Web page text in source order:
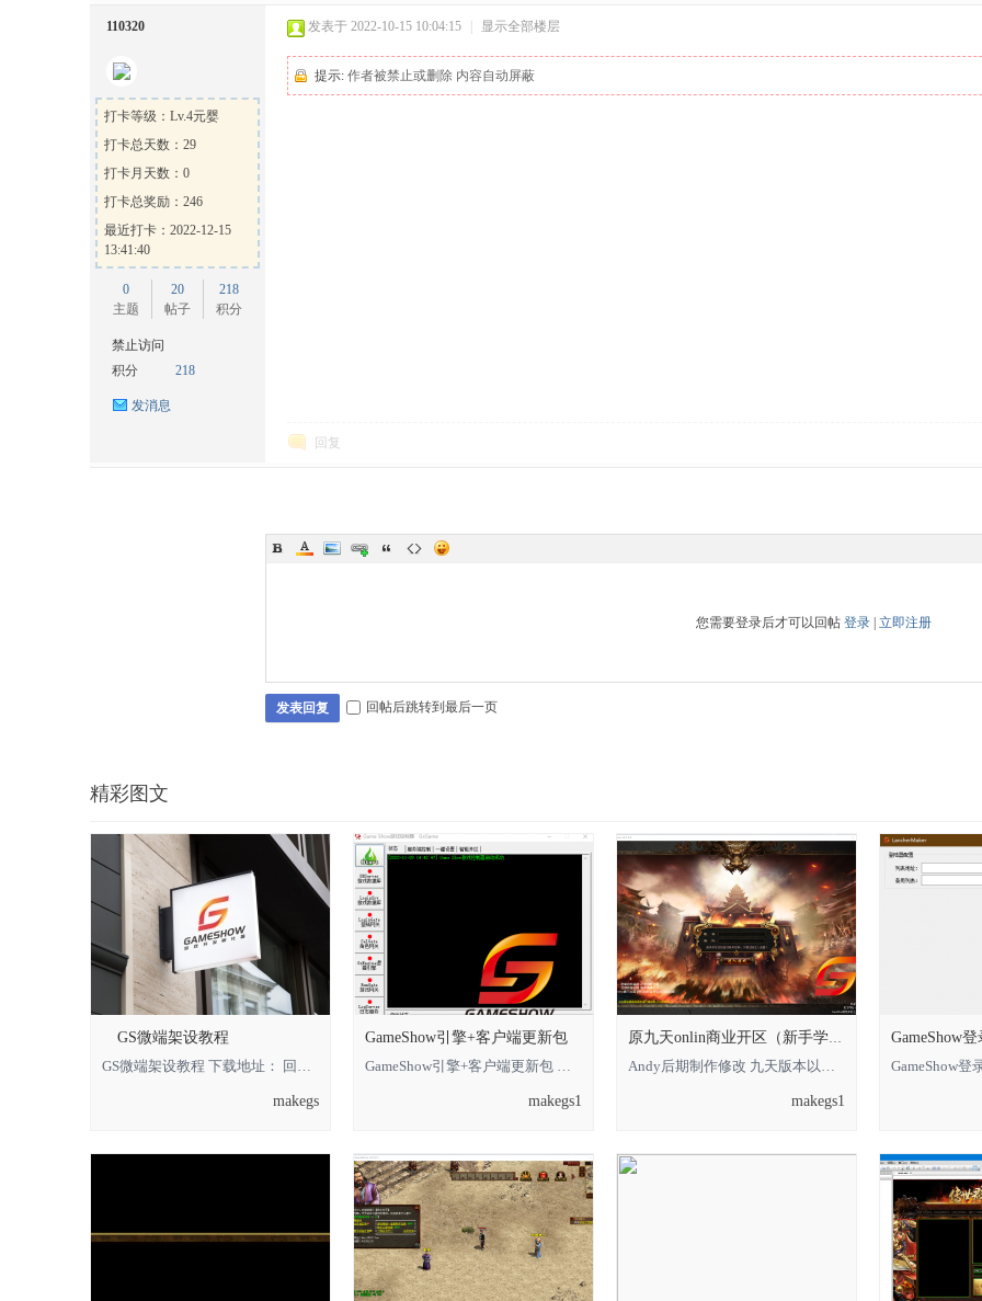
110320
打卡等级：Lv.4元婴
打卡总天数：29
打卡月天数：0
打卡总奖励：246
最近打卡：2022-12-15
13:41:40
0
主题
20
帖子
218
积分
禁止访问
积分
218
发消息
发表于 2022-10-15 10:04:15 显示全部楼层
提示: 作者被禁止或删除 内容自动屏蔽
回复
您需要登录后才可以回帖 登录| 立即注册
发表回复 回帖后跳转到最后一页
精彩图文
GS微端架设教程
GS微端架设教程 下载地址： 回复可见 **** 本内容被作者隐藏 ****
makegs
GameShow引擎+客户端更新包
GameShow引擎+客户端更新包 下载地址： 回复可见 **** 本内容被作者隐藏 **** *
makegs1
原九天onlin商业开区（新手学习借鉴使用）
Andy后期制作修改 九天版本以及客户端特别标注:新手学习借鉴已替换最新的客户端以及引
makegs1
GameShow